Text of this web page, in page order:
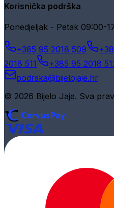
Korisnička podrška
Ponedjeljak - Petak 09:00-
+385 95 2018 509
2018 511
+385 95 2018
podrska@bijelojaje.hr
© 2026 Bijelo Jaje. Sva